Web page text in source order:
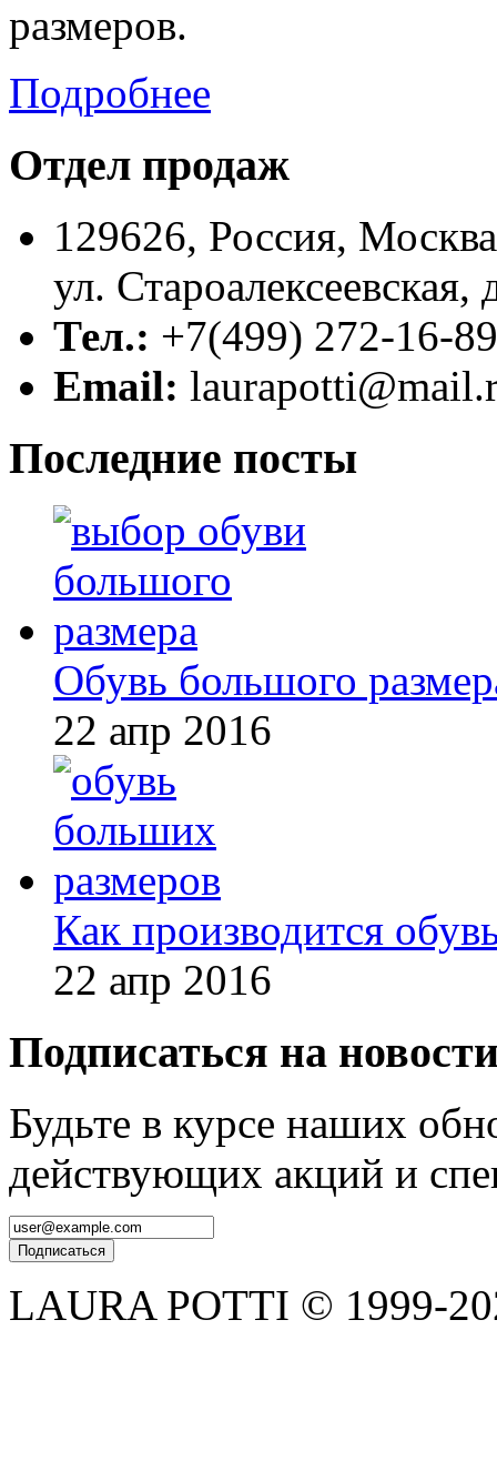
размеров.
Подробнее
Отдел продаж
129626, Россия,
ул. Староалексеевская,
Тел.: +7(499) 272-16-89
Email:
Последние посты
Обувь большого
22 апр 2016
Как производится
22 апр 2016
Подписаться на
Будьте в курсе наших
действующих акций и
LAURA POTTI © 1999-